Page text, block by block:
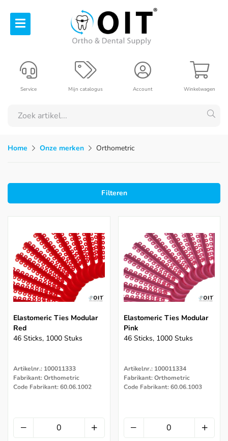
Winkelwagen
Account
Mijn catalogus
Service
Home Onze merken Orthometric
Filteren
Elastomeric Ties Modular
Red
46 Sticks, 1000 Stuks
Artikelnr.: 100011333
Fabrikant: Orthometric
Code Fabrikant: 60.06.1002
Elastomeric Ties Modular
Pink
46 Sticks, 1000 Stuks
Artikelnr.: 100011334
Fabrikant: Orthometric
Code Fabrikant: 60.06.1003